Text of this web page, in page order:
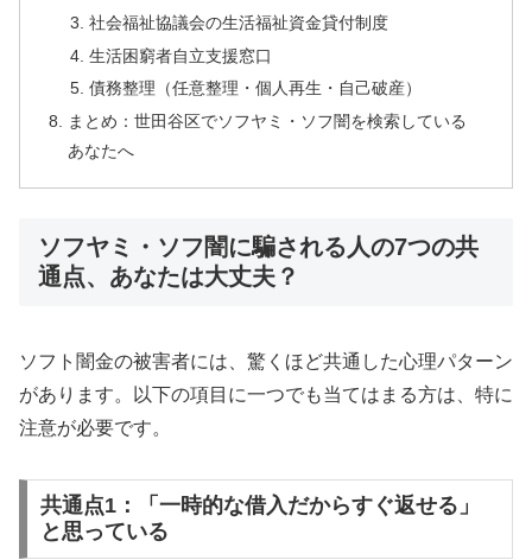
社会福祉協議会の生活福祉資金貸付制度
生活困窮者自立支援窓口
債務整理（任意整理・個人再生・自己破産）
まとめ：世田谷区でソフヤミ・ソフ闇を検索している
あなたへ
ソフヤミ・ソフ闇に騙される人の7つの共
通点、あなたは大丈夫？
ソフト闇金の被害者には、驚くほど共通した心理パターン
があります。以下の項目に一つでも当てはまる方は、特に
注意が必要です。
共通点1：「一時的な借入だからすぐ返せる」
と思っている